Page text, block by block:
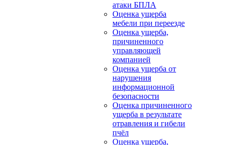
атаки БПЛА
Оценка ущерба
мебели при переезде
Оценка ущерба,
причиненного
управляющей
компанией
Оценка ущерба от
нарушения
информационной
безопасности
Оценка причиненного
ущерба в результате
отравления и гибели
пчёл
Оценка ущерба,